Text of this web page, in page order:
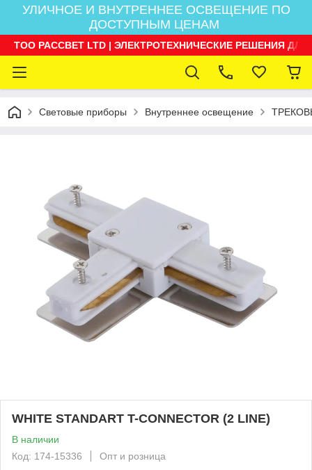
УЛИЧНОЕ И ВНУТРЕННЕЕ ОСВЕЩЕНИЕ ПО
ДОСТУПНЫМ ЦЕНАМ
ТОО РАССВЕТ LTD | ЭЛЕКТРОТЕХНИЧЕСКИЕ РЕШЕНИЯ
Световые приборы Внутреннее освещение
WHITE STANDART T-CONNECTOR (2 LINE)
В наличии
Код: 174-15336
Опт и розница